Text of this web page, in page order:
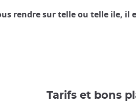
rendre sur telle ou telle ile, il
Tarifs et bons